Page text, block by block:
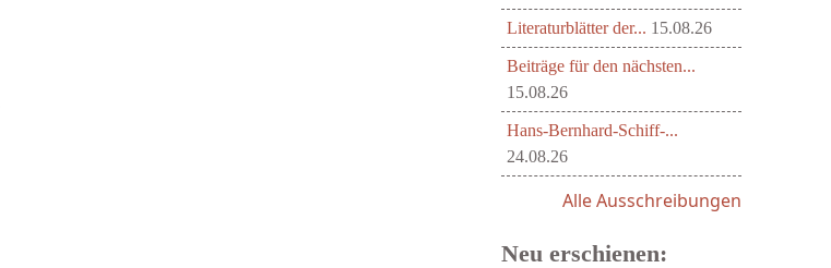
Literaturblätter der... 15.08.26
Beiträge für den nächsten...
15.08.26
Hans-Bernhard-Schiff-...
24.08.26
Alle Ausschreibungen
Neu erschienen: